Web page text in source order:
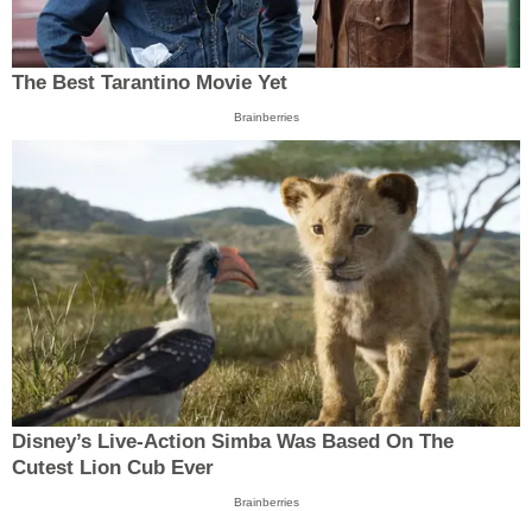
The Best Tarantino Movie Yet
Brainberries
Disney’s Live-Action Simba Was Based On The
Cutest Lion Cub Ever
Brainberries